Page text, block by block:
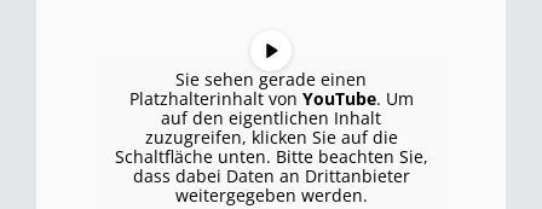
Sie sehen gerade einen
Platzhalterinhalt von YouTube. Um
auf den eigentlichen Inhalt
zuzugreifen, klicken Sie auf die
Schaltfläche unten. Bitte beachten Sie,
dass dabei Daten an Drittanbieter
weitergegeben werden.